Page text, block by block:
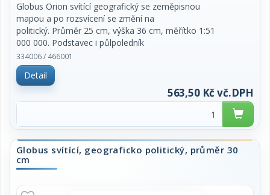
Globus Orion svítící geografický se zeměpisnou
mapou a po rozsvícení se změní na
politický. Průměr 25 cm, výška 36 cm, měřítko 1:51
000 000. Podstavec i půlpoledník
jsou z kouřového plastu. Popisy v českém jazyce.
Baleno v dárkové odnosné krabici.
Vyrobeno v EU. Cena za kus.
334006 / 466001
Detail
563,50 Kč vč.DPH
Globus svítící, geograficko politický, průměr 30
cm